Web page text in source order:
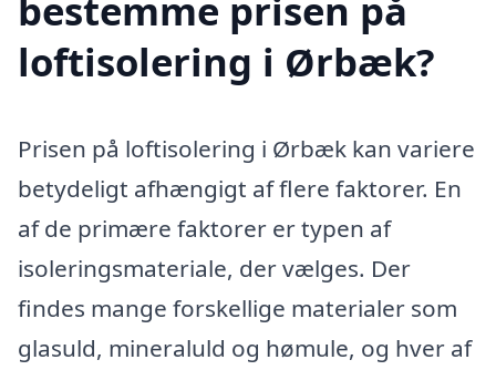
bestemme prisen på
loftisolering i Ørbæk?
Prisen på loftisolering i Ørbæk kan variere
betydeligt afhængigt af flere faktorer. En
af de primære faktorer er typen af
isoleringsmateriale, der vælges. Der
findes mange forskellige materialer som
glasuld, mineraluld og hømule, og hver af